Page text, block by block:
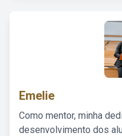
Emelie
Como mentor, minha
desenvolvimento dos